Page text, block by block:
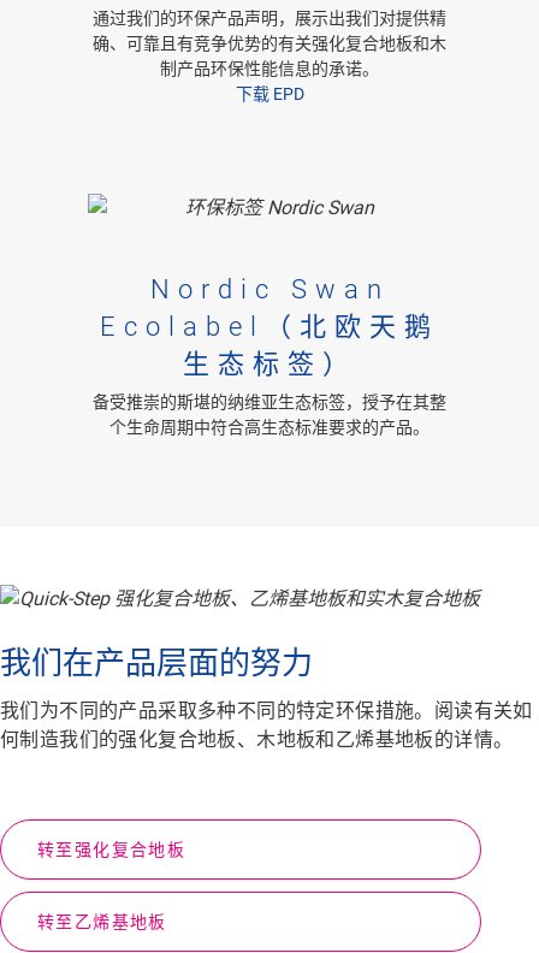
通过我们的环保产品声明，展示出我们对提供精
确、可靠且有竞争优势的有关强化复合地板和木
制产品环保性能信息的承诺。
下载 EPD
Nordic Swan
Ecolabel（北欧天鹅
生态标签）
备受推崇的斯堪的纳维亚生态标签，授予在其整
个生命周期中符合高生态标准要求的产品。
我们在产品层面的努力
我们为不同的产品采取多种不同的特定环保措施。阅读有关如
何制造我们的强化复合地板、木地板和乙烯基地板的详情。
转至强化复合地板
转至乙烯基地板